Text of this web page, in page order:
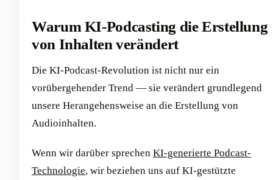
Warum KI-Podcasting die Erstellung
von Inhalten verändert
Die KI-Podcast-Revolution ist nicht nur ein
vorübergehender Trend — sie verändert grundlegend
unsere Herangehensweise an die Erstellung von
Audioinhalten.
Wenn wir darüber sprechen KI-generierte Podcast-
Technologie, wir beziehen uns auf KI-gestützte